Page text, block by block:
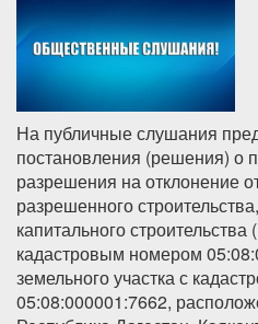
На публичные слушания
постановления (решения) о
разрешения на отклонение
разрешенного
капитального
кадастровым номером
земельного участка с
05:08:000001:7662,